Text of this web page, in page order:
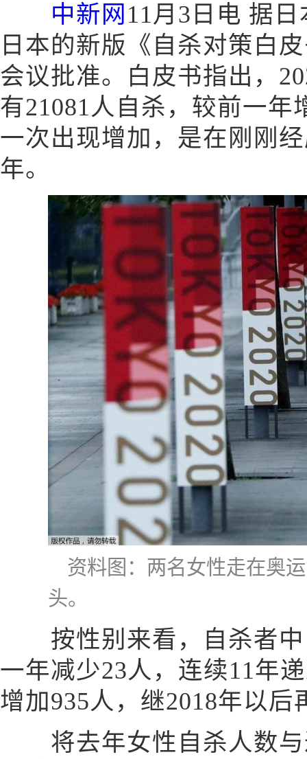
中新网 11月3日电 据
日本的新版《自杀对策白
会议批准。白皮书指出，
有21081人自杀，较前一年
一次出现增加，是在刚刚
年。
资料图：两名女性走在奥
头。
按性别来看，自杀者中
一年减少23人，连续11年
增加935人，继2018年以后
将去年女性自杀人数与